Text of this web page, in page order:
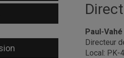
Paul-
Directeur
Local: PK-